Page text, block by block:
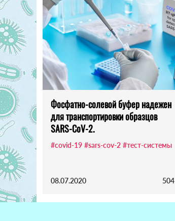
Фосфатно-солевой буфер надежен
для транспортировки образцов
SARS-CoV-2.
#covid-19 #sars-cov-2 #тест-системы
08.07.2020 504